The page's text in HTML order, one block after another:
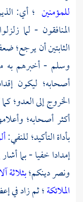
للمؤمنين ؛ أي:
المنافقون - لما
الثابتين أن يرجع؛
وسلم - أخبرهم به
أصحابه؛ ليكون
الخروج إلى العدو؛
أكثر أصحابه؛
بأداة التأكيد؛ للنفي:
إمدادا خفيا - بما
ونصر دينكم؛بثلاثة
الملائكة؛ ثم زاد في